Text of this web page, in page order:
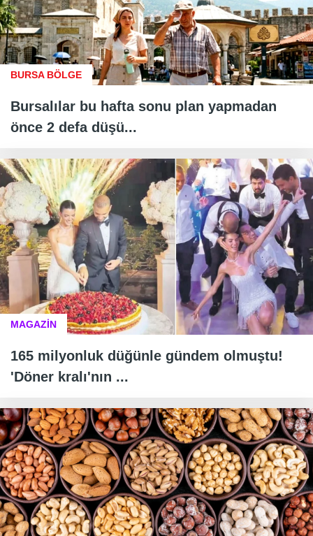
BURSA BÖLGE
Bursalılar bu hafta sonu plan yapmadan
önce 2 defa düşü...
MAGAZİN
165 milyonluk düğünle gündem olmuştu!
'Döner kralı'nın ...